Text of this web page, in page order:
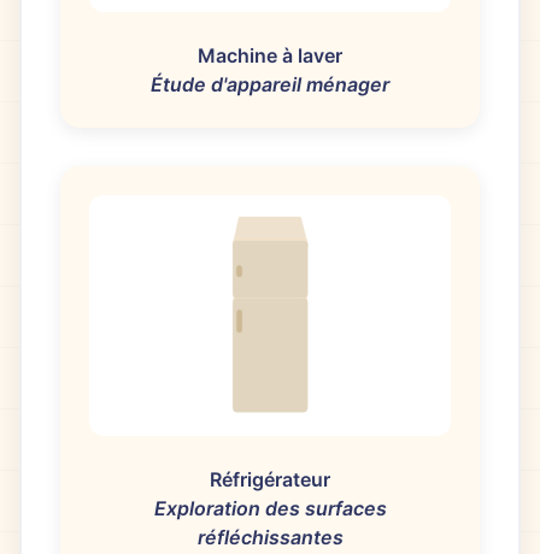
Machine à laver
Étude d'appareil ménager
Réfrigérateur
Exploration des surfaces
réfléchissantes